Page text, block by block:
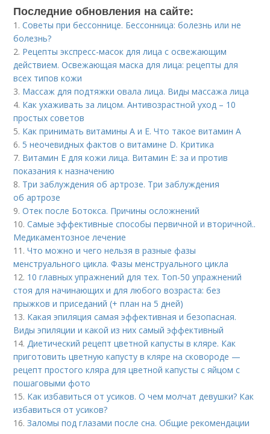
Последние обновления на сайте:
1.Советы при бессоннице. Бессонница: болезнь или не
болезнь?
2. Рецепты экспресс-масок для лица с освежающим
действием. Освежающая маска для лица: рецепты для
всех типов кожи
3. Массаж для подтяжки овала лица. Виды массажа лица
4. Как ухаживать за лицом. Антивозрастной уход – 10
простых советов
5. Как принимать витамины А и Е. Что такое витамин А
6. 5 неочевидных фактов о витамине D. Критика
7. Витамин E для кожи лица. Витамин Е: за и против
показания к назначению
8. Три заблуждения об артрозе. Три заблуждения
об артрозе
9.Отек после Ботокса. Причины осложнений
10.Самые эффективные способы первичной и вторичной..
Медикаментозное лечение
11.Что можно и чего нельзя в разные фазы
менструального цикла. Фазы менструального цикла
12. 10 главных упражнений для тех. Топ-50 упражнений
стоя для начинающих и для любого возраста: без
прыжков и приседаний (+ план на 5 дней)
13. Какая эпиляция самая эффективная и безопасная.
Виды эпиляции и какой из них самый эффективный
14.Диетический рецепт цветной капусты в кляре. Как
приготовить цветную капусту в кляре на сковороде —
рецепт простого кляра для цветной капусты с яйцом с
пошаговыми фото
15. Как избавиться от усиков. О чем молчат девушки? Как
избавиться от усиков?
16.Заломы под глазами после сна. Общие рекомендации